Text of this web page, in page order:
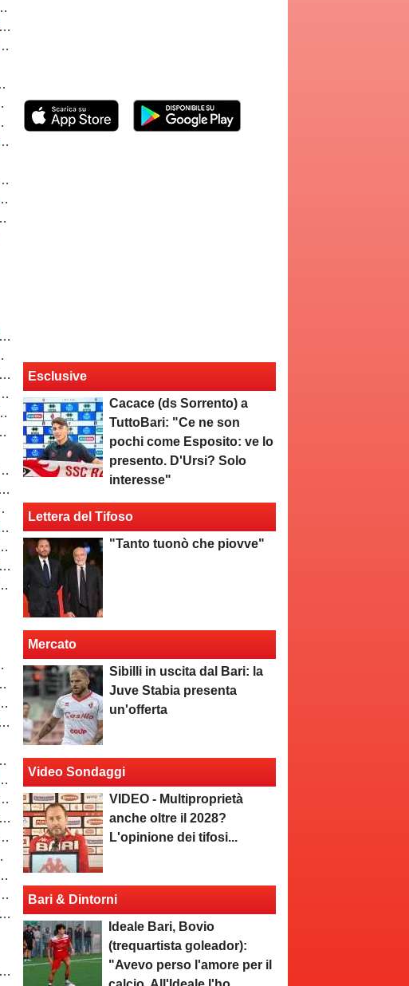
Esclusive
Cacace (ds Sorrento) a
TuttoBari: "Ce ne son
pochi come Esposito: ve lo
presento. D'Ursi? Solo
interesse"
Lettera del Tifoso
"Tanto tuonò che piovve"
Mercato
Sibilli in uscita dal Bari: la
Juve Stabia presenta
un'offerta
Video Sondaggi
VIDEO - Multiproprietà
anche oltre il 2028?
L'opinione dei tifosi...
Bari & Dintorni
Ideale Bari, Bovio
(trequartista goleador):
"Avevo perso l'amore per il